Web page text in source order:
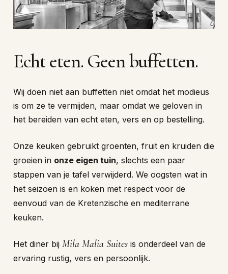
Echteten. Geenbuffetten.
Wij doen niet aan buffetten niet omdat het modieus
is om ze te vermijden, maar omdat we geloven in
het bereiden van echt eten, vers en op bestelling.
Onze keuken gebruikt groenten, fruit en kruiden die
groeien in onze eigen tuin, slechts een paar
stappen van je tafel verwijderd. We oogsten wat in
het seizoen is en koken met respect voor de
eenvoud van de Kretenzische en mediterrane
keuken.
Het diner bij Mila Malia Suitesis onderdeel van de
ervaring rustig, vers en persoonlijk.